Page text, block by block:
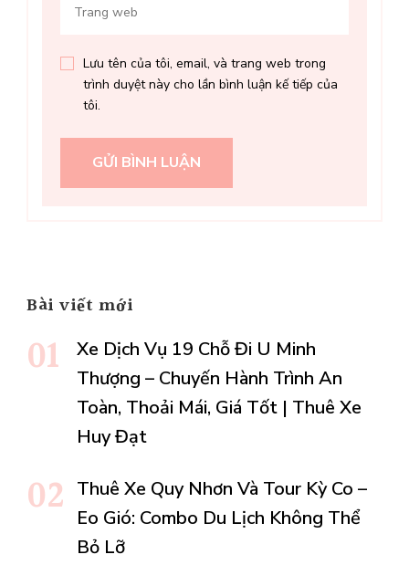
Lưu tên của tôi, email, và trang web trong
trình duyệt này cho lần bình luận kế tiếp của
tôi.
Bài viết mới
Xe Dịch Vụ 19 Chỗ Đi U Minh
Thượng – Chuyến Hành Trình An
Toàn, Thoải Mái, Giá Tốt | Thuê Xe
Huy Đạt
Thuê Xe Quy Nhơn Và Tour Kỳ Co –
Eo Gió: Combo Du Lịch Không Thể
Bỏ Lỡ